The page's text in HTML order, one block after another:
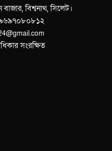
বাজার, বিশ্বনাথ, সিলেট।
সংরক্ষিত